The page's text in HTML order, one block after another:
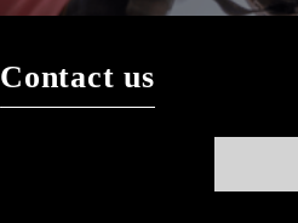
Contact us